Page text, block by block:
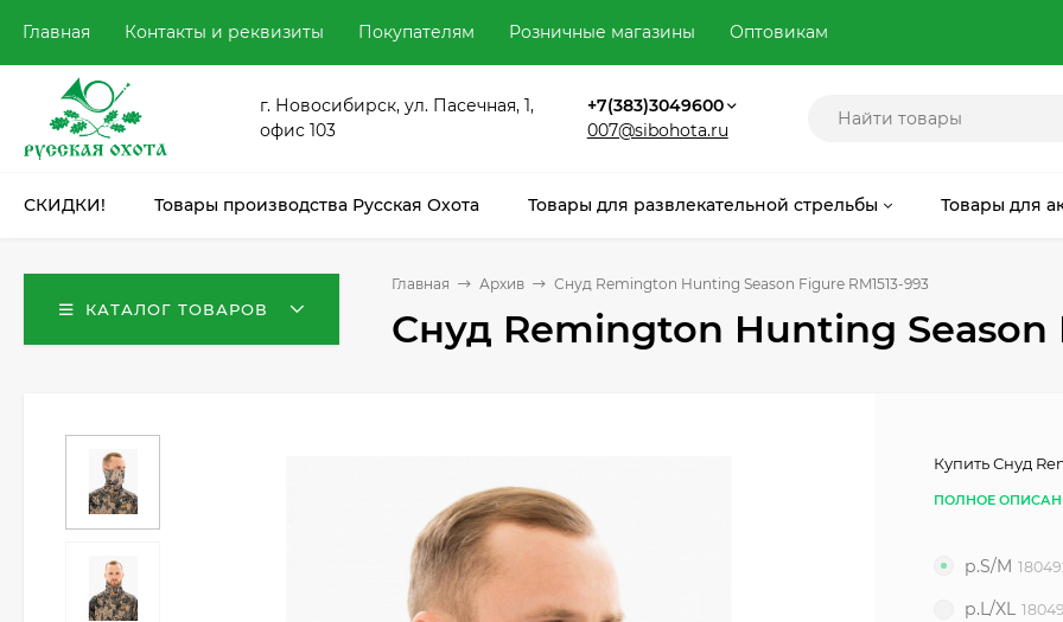
Главная Контакты и реквизиты Покупателям Розничные магазины Оптовикам
г. Новосибирск, ул. Пасечная, 1,
офис 103
+7(383)3049600
007@sibohota.ru
СКИДКИ! Товары производства Русская Охота Товары для развлекательной стрельбы Товары для
КАТАЛОГ ТОВАРОВ
Главная Архив Снуд Remington Hunting Season Figure RM1513-993
Снуд Remington Hunting Season
Купить Снуд
ПОЛНОЕ
р.S/M
р.L/XL